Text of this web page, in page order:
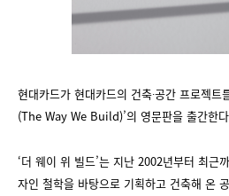
현대카드가 현대카드의 건축∙공간 프로젝
(The Way We Build)’의 영문판을 출간한
‘더 웨이 위 빌드’는 지난 2002년부터 최근
자인 철학을 바탕으로 기획하고 건축해 온